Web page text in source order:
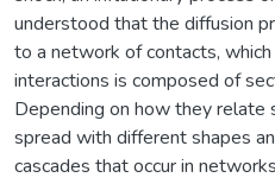
understood that the diffusion
to a network of contacts,
interactions is composed of
Depending on how they relate
spread with different shapes
cascades that occur in